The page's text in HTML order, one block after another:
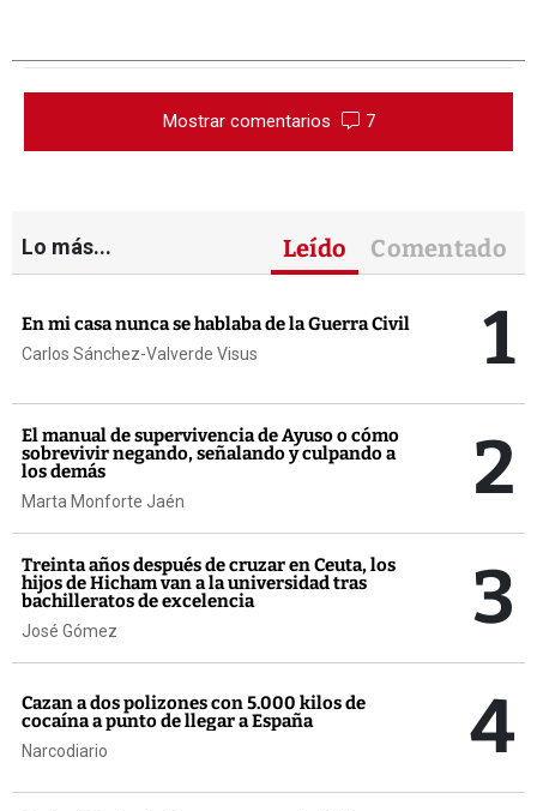
Mostrar comentarios 7
Lo más... Leído Comentado
En mi casa nunca se hablaba de la Guerra Civil
Carlos Sánchez-Valverde Visus 1
El manual de supervivencia de Ayuso o cómo
sobrevivir negando, señalando y culpando a
los demás
Marta Monforte Jaén 2
Treinta años después de cruzar en Ceuta, los
hijos de Hicham van a la universidad tras
bachilleratos de excelencia
José Gómez 3
Cazan a dos polizones con 5.000 kilos de
cocaína a punto de llegar a España
Narcodiario 4